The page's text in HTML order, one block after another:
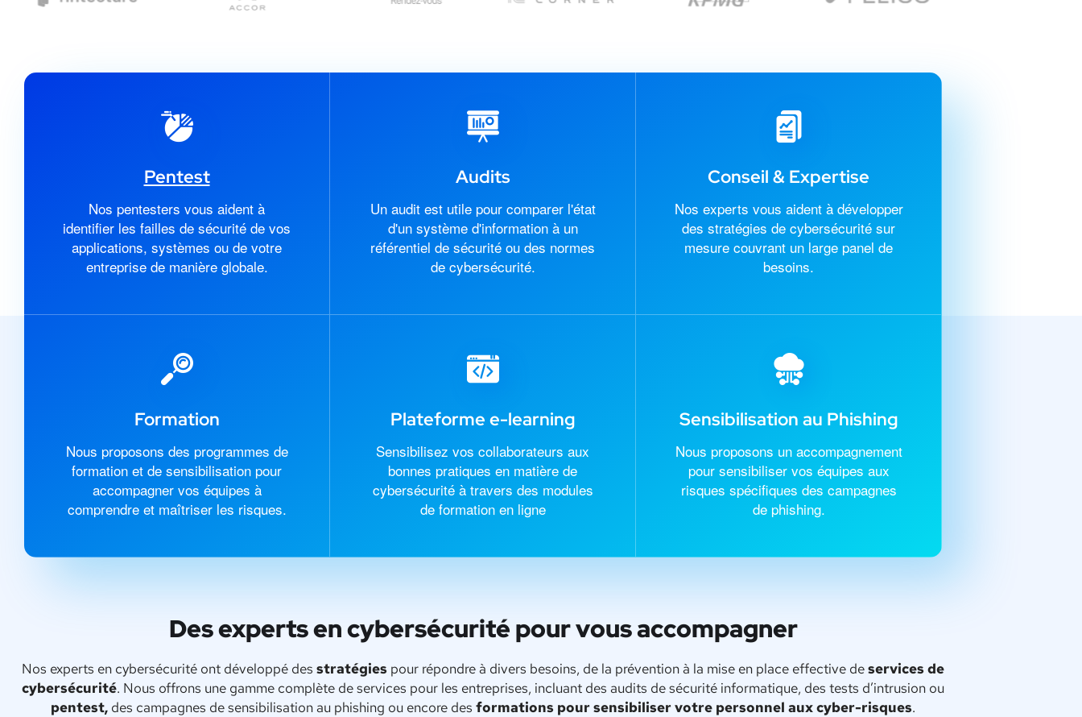
Pentest
Nos pentesters vous aident à
identifier les failles de sécurité de vos
applications, systèmes ou de votre
entreprise de manière globale.
Audits
Un audit est utile pour comparer l'état
d'un système d'information à un
référentiel de sécurité ou des normes
de cybersécurité.
Conseil & Expertise
Nos experts vous aident à développer
des stratégies de cybersécurité sur
mesure couvrant un large panel de
besoins.
Formation
Nous proposons des programmes de
formation et de sensibilisation pour
accompagner vos équipes à
comprendre et maîtriser les risques.
Plateforme e-learning
Sensibilisez vos collaborateurs aux
bonnes pratiques en matière de
cybersécurité à travers des modules
de formation en ligne
Sensibilisation au Phishing
Nous proposons un accompagnement
pour sensibiliser vos équipes aux
risques spécifiques des campagnes
de phishing.
Des experts en cybersécurité pour vous accompagner
Nos experts en cybersécurité ont développé des stratégies pour répondre à divers besoins, de la prévention à la mise en place effective deservices de
cybersécurité. Nous offrons une gamme complète de services pour les entreprises, incluant des audits de sécurité informatique, des tests d’intrusion ou
pentest, des campagnes de sensibilisation au phishing ou encore des formations pour sensibiliser votre personnel aux cyber-risques.